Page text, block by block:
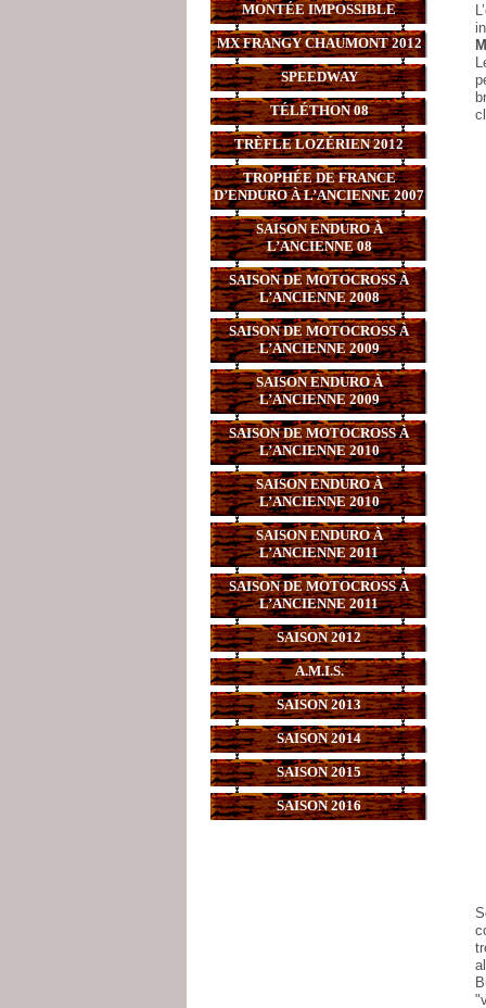
MONTÉE IMPOSSIBLE
MX FRANGY CHAUMONT 2012
SPEEDWAY
TÉLÉTHON 08
TRÈFLE LOZÉRIEN 2012
TROPHÉE DE FRANCE
D’ENDURO À L’ANCIENNE 2007
SAISON ENDURO À
L’ANCIENNE 08
SAISON DE MOTOCROSS À
L’ANCIENNE 2008
SAISON DE MOTOCROSS À
L’ANCIENNE 2009
SAISON ENDURO À
L’ANCIENNE 2009
SAISON DE MOTOCROSS À
L’ANCIENNE 2010
SAISON ENDURO À
L’ANCIENNE 2010
SAISON ENDURO À
L’ANCIENNE 2011
SAISON DE MOTOCROSS À
L’ANCIENNE 2011
SAISON 2012
A.M.I.S.
SAISON 2013
SAISON 2014
SAISON 2015
SAISON 2016